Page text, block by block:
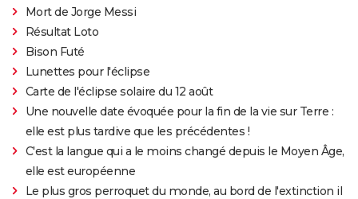
Mort de Jorge Messi
Résultat Loto
Bison Futé
Lunettes pour l'éclipse
Carte de l'éclipse solaire du 12 août
Une nouvelle date évoquée pour la fin de la vie sur Terre :
elle est plus tardive que les précédentes !
C'est la langue qui a le moins changé depuis le Moyen Âge,
elle est européenne
Le plus gros perroquet du monde, au bord de l'extinction il